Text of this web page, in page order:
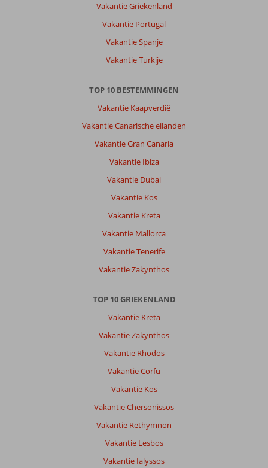
Vakantie Griekenland
Vakantie Portugal
Vakantie Spanje
Vakantie Turkije
TOP 10 BESTEMMINGEN
Vakantie Kaapverdië
Vakantie Canarische eilanden
Vakantie Gran Canaria
Vakantie Ibiza
Vakantie Dubai
Vakantie Kos
Vakantie Kreta
Vakantie Mallorca
Vakantie Tenerife
Vakantie Zakynthos
TOP 10 GRIEKENLAND
Vakantie Kreta
Vakantie Zakynthos
Vakantie Rhodos
Vakantie Corfu
Vakantie Kos
Vakantie Chersonissos
Vakantie Rethymnon
Vakantie Lesbos
Vakantie Ialyssos